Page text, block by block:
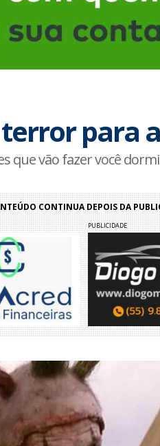
para
que vão fazer você
CONTINUA DEPOIS DA
PUBLICIDADE